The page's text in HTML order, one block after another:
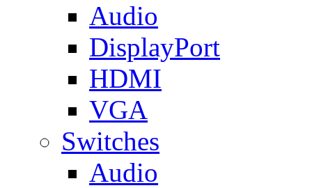
Audio
DisplayPort
HDMI
VGA
Switches
Audio